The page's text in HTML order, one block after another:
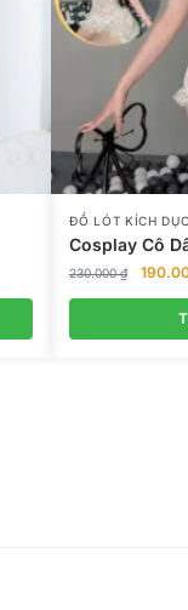
ĐỒ LÓT KÍCH
Cosplay Cô
230.000₫
Giá